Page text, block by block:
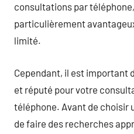
consultations par
particulièrement
limité.
Cependant, il est important
et réputé pour votre
téléphone. Avant de choisir
de faire des recherches